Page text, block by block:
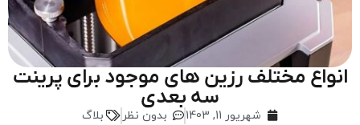
انواع مختلف رزین های موجود برای پرینت
سه بعدی
شهریور 11, 1403 بدون نظر بلاگ